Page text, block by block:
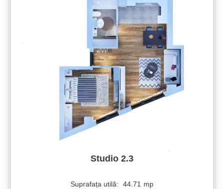
Studio 2.3
Suprafața utilă: 44.71 mp